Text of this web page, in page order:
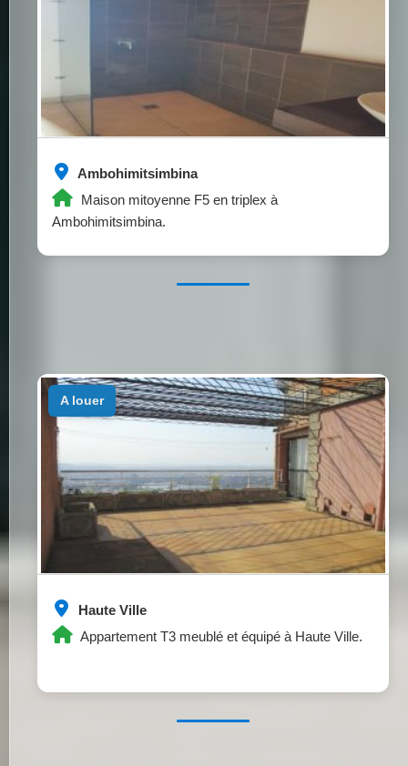
Ambohimitsimbina
Maison mitoyenne F5 en triplex à
Ambohimitsimbina.
Haute Ville
Appartement T3 meublé et équipé à Haute Ville.
a louer